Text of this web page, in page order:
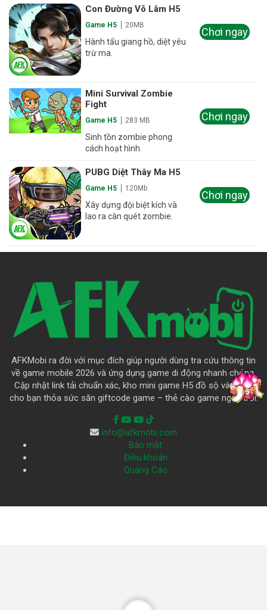
Con Đường Võ Lâm H5
Game H5 20MB
Hành tẩu giang hồ, diệt yêu
trừ ma.
Chơi ngay
Mini Survival Zombie
Fight
Game H5 283 MB
Sinh tồn zombie phong
cách hoạt hình.
Chơi ngay
PUBG Diệt Thây Ma H5
Game H5 120Mb
Xây dựng đội biệt kích và
lao ra càn quét zombie.
Chơi ngay
AFKMobi ra đời với mục đích giúp người dùng tra cứu thông tin
về game mobile 2026 và ứng dụng game di động nhanh chóng.
Cập nhật link tải chuẩn xác, kho mini game H5 đồ sộ và là nơi
cho bạn thỏa sức săn giftcode game – thẻ cào game ngập trời.
info@afkmobi.com
Bảo mật
Điều khoản
Quảng Cáo